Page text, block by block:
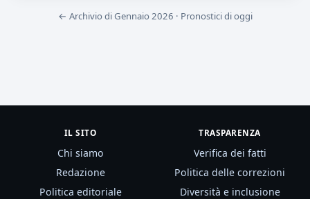
← Archivio di Gennaio 2026 · Pronostici di oggi
IL SITO
Chi siamo
Redazione
Politica editoriale
TRASPARENZA
Verifica dei fatti
Politica delle correzioni
Diversità e inclusione